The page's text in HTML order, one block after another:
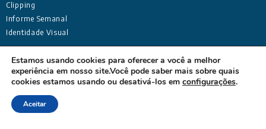
Clipping
Informe Semanal
Identidade Visual
Defensoria Pública do Estado da Paraíba Sede Administrativa:
Rua Deputado Barreto Sobrinho, 168 - Tambiá, João Pessoa -
Estamos usando cookies para oferecer a você a melhor
experiência em nosso site.Você pode saber mais sobre quais
cookies estamos usando ou desativá-los em configurações.
Aceitar